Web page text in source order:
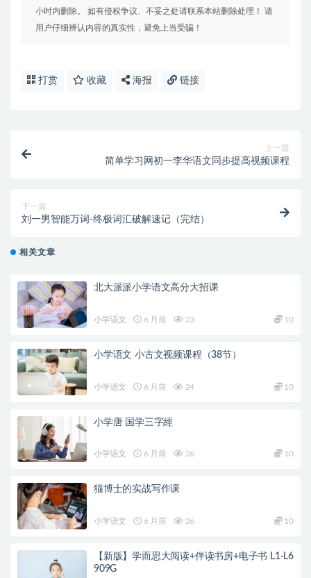
小时内删除。 如有侵权争议、不妥之处请联系本站删除处理！ 请
用户仔细辨认内容的真实性，避免上当受骗！
打赏 收藏 海报 链接
上一篇
简单学习网初一李华语文同步提高视频课程
下一篇
刘一男智能万词-终极词汇破解速记（完结）
相关文章
北大派派小学语文高分大招课
小学语文 6 月前 23 10
小学语文 小古文视频课程（38节）
小学语文 6 月前 24 10
小学唐 国学三字經
小学语文 6 月前 26 10
猫博士的实战写作课
小学语文 6 月前 26 10
【新版】学而思大阅读+伴读书房+电子书 L1-L6
909G